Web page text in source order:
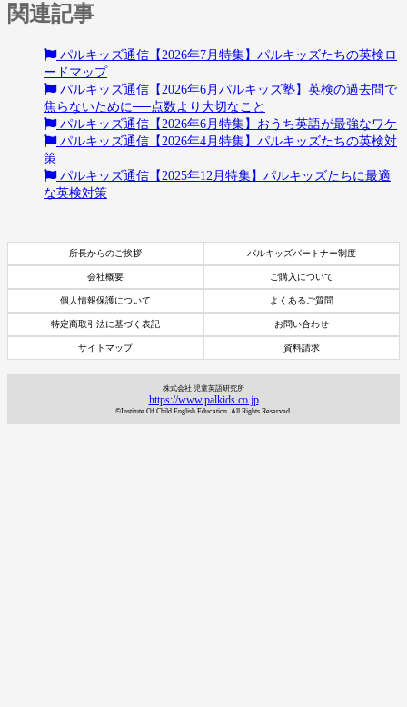
関連記事
パルキッズ通信【2026年7月特集】パルキッズたちの英検ロ
ードマップ
パルキッズ通信【2026年6月パルキッズ塾】英検の過去問で
焦らないために──点数より大切なこと
パルキッズ通信【2026年6月特集】おうち英語が最強なワケ
パルキッズ通信【2026年4月特集】パルキッズたちの英検対
策
パルキッズ通信【2025年12月特集】パルキッズたちに最適
な英検対策
所長からのご挨拶 パルキッズパートナー制度
会社概要 ご購入について
個人情報保護について よくあるご質問
特定商取引法に基づく表記 お問い合わせ
サイトマップ 資料請求
株式会社 児童英語研究所
https://www.palkids.co.jp
©Institute Of Child English Education. All Rights Reserved.